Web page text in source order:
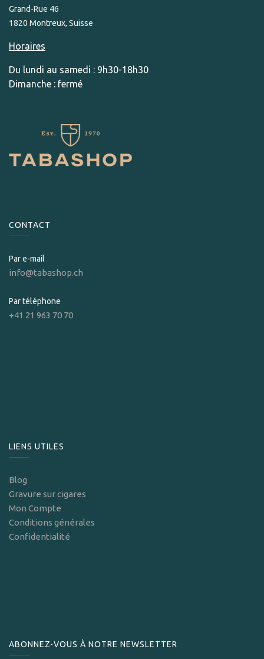
Grand-Rue 46
1820 Montreux, Suisse
Horaires
Du lundi au samedi : 9h30-18h30
Dimanche : fermé
CONTACT
Par e-mail
info@tabashop.ch
Par téléphone
+41 21 963 70 70
LIENS UTILES
Blog
Gravure sur cigares
Mon Compte
Conditions générales
Confidentialité
ABONNEZ-VOUS À NOTRE NEWSLETTER